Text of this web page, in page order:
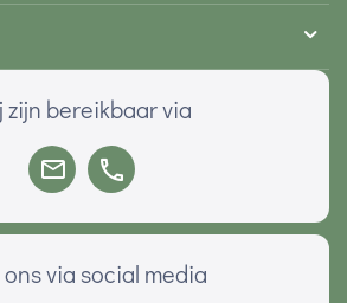
zijn bereikbaar via
ons via social media